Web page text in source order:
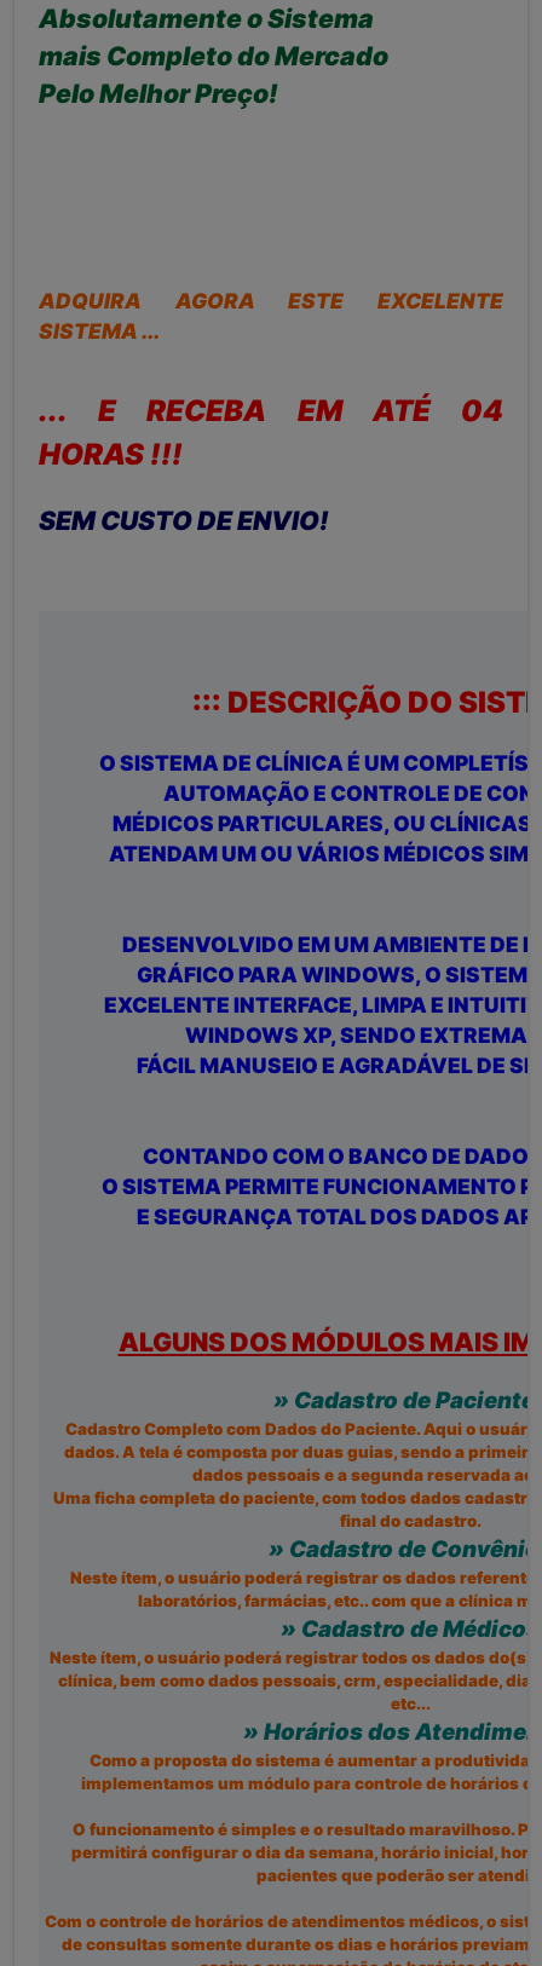
Absolutamente o Sistema
mais Completo do Mercado
Pelo Melhor Preço!
ADQUIRA AGORA ESTE EXCELENTE
SISTEMA ...
... E RECEBA EM ATÉ 04
HORAS !!!
SEM CUSTO DE ENVIO!
::: DESCRIÇÃO DO
O SISTEMA DE CLÍNICA É UM
AUTOMAÇÃO E CONTROLE DE
MÉDICOS PARTICULARES, OU CLÍNICAS
ATENDAM UM OU VÁRIOS MÉDICOS
DESENVOLVIDO EM UM AMBIENTE DE
GRÁFICO PARA WINDOWS, O
EXCELENTE INTERFACE, LIMPA E
WINDOWS XP, SENDO
FÁCIL MANUSEIO E AGRADÁVEL DE
CONTANDO COM O BANCO DE
O SISTEMA PERMITE FUNCIONAMENTO
E SEGURANÇA TOTAL DOS DADOS
ALGUNS DOS MÓDULOS MAIS
» Cadastro de
Cadastro Completo com Dados do Paciente. Aqui o
dados. A tela é composta por duas guias, sendo a
dados pessoais e a segunda reservada ao
Uma ficha completa do paciente, com todos dados
final do cadastro.
» Cadastro de
Neste ítem, o usuário poderá registrar os dados referente
laboratórios, farmácias, etc.. com que a clínica
» Cadastro de Médicos
Neste ítem, o usuário poderá registrar todos os dados
clínica, bem como dados pessoais, crm, especialidade,
etc...
» Horários dos
Como a proposta do sistema é aumentar a
implementamos um módulo para controle de horários
O funcionamento é simples e o resultado maravilhoso.
permitirá configurar o dia da semana, horário inicial,
pacientes que poderão ser
Com o controle de horários de atendimentos médicos, o
de consultas somente durante os dias e horários